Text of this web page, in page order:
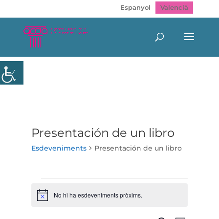
Espanyol Valencià
Presentación de un libro
Esdeveniments Presentación de un libro
Avís No hi ha esdeveniments pròxims.